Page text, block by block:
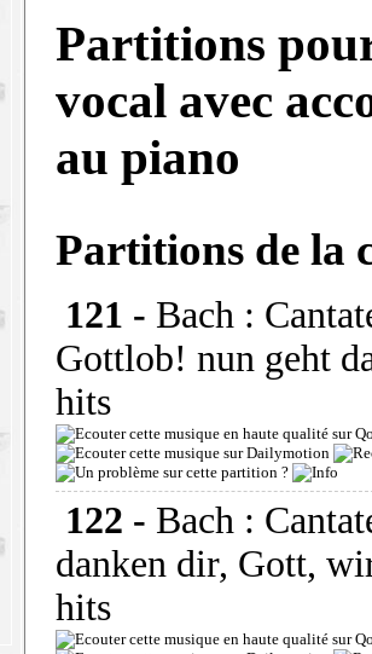
Partitions
vocal avec
au piano
Partitions de la
121 - Bach :
Gottlob! nun geht
hits
122 - Bach :
danken dir, Gott,
hits